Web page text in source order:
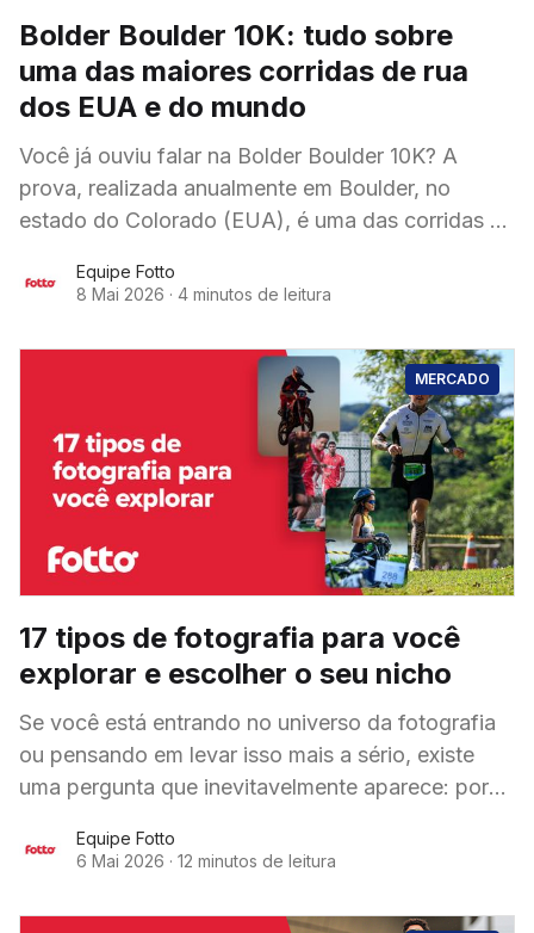
Bolder Boulder 10K: tudo sobre
uma das maiores corridas de rua
dos EUA e do mundo
Você já ouviu falar na Bolder Boulder 10K? A
prova, realizada anualmente em Boulder, no
estado do Colorado (EUA), é uma das corridas de
Equipe Fotto
8 Mai 2026 · 4 minutos de leitura
MERCADO
17 tipos de fotografia para você
explorar e escolher o seu nicho
Se você está entrando no universo da fotografia
ou pensando em levar isso mais a sério, existe
uma pergunta que inevitavelmente aparece: por
Equipe Fotto
6 Mai 2026 · 12 minutos de leitura